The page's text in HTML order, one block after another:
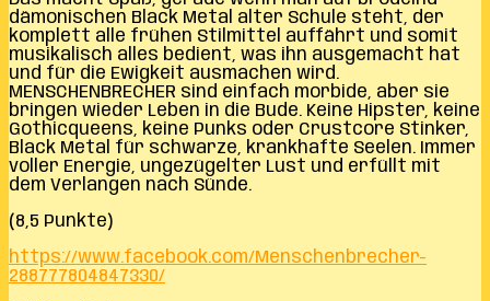
dämonischen Black Metal alter Schule steht, der
komplett alle frühen Stilmittel auffährt und somit
musikalisch alles bedient, was ihn ausgemacht hat
und für die Ewigkeit ausmachen wird.
MENSCHENBRECHER sind einfach morbide, aber sie
bringen wieder Leben in die Bude. Keine Hipster, keine
Gothicqueens, keine Punks oder Crustcore Stinker,
Black Metal für schwarze, krankhafte Seelen. Immer
voller Energie, ungezügelter Lust und erfüllt mit
dem Verlangen nach Sünde.
(8,5 Punkte)
https://www.facebook.com/Menschenbrecher-
288777804847330/